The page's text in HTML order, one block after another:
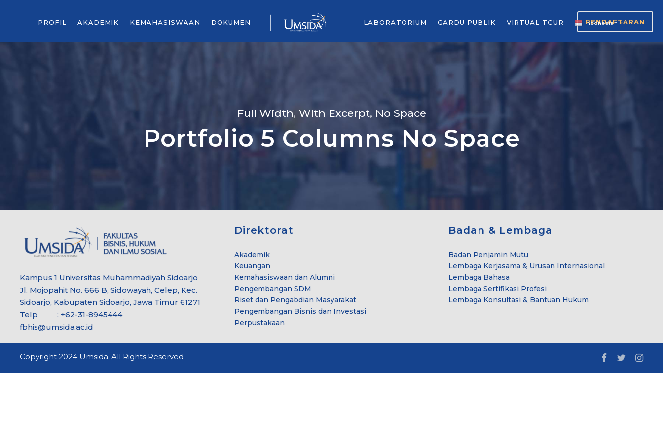
PROFIL AKADEMIK KEMAHASISWAAN DOKUMEN LABORATORIUM GARDU PUBLIK VIRTUAL TOUR Indonesian ▼
PENDAFTARAN
Full Width, With Excerpt, No Space
Portfolio 5 Columns No Space
Kampus 1 Universitas Muhammadiyah Sidoarjo
Jl. Mojopahit No. 666 B, Sidowayah, Celep, Kec.
Sidoarjo, Kabupaten Sidoarjo, Jawa Timur 61271
Telp : +62-31-8945444
fbhis@umsida.ac.id
Direktorat
Akademik
Keuangan
Kemahasiswaan dan Alumni
Pengembangan SDM
Riset dan Pengabdian Masyarakat
Pengembangan Bisnis dan Investasi
Perpustakaan
Badan & Lembaga
Badan Penjamin Mutu
Lembaga Kerjasama & Urusan Internasional
Lembaga Bahasa
Lembaga Sertifikasi Profesi
Lembaga Konsultasi & Bantuan Hukum
Copyright 2024 Umsida. All Rights Reserved.